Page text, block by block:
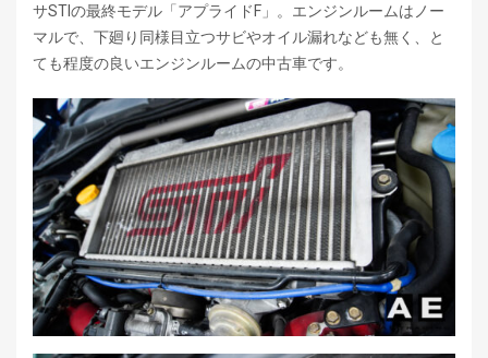
サSTIの最終モデル「アプライドF」。エンジンルームはノー
マルで、下廻り同様目立つサビやオイル漏れなども無く、と
ても程度の良いエンジンルームの中古車です。